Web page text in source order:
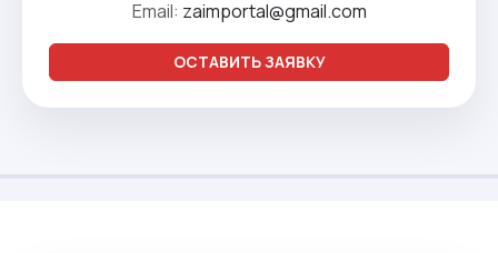
Email: zaimportal@gmail.com
ОСТАВИТЬ ЗАЯВКУ